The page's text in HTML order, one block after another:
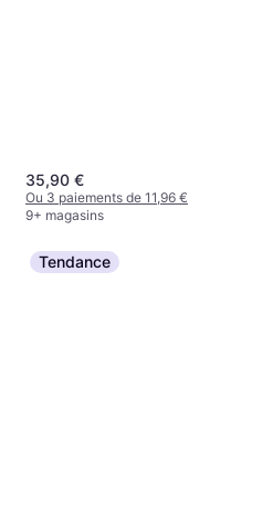
35,90 €
Ou 3 paiements de 11,96 €
9+ magasins
Tendance